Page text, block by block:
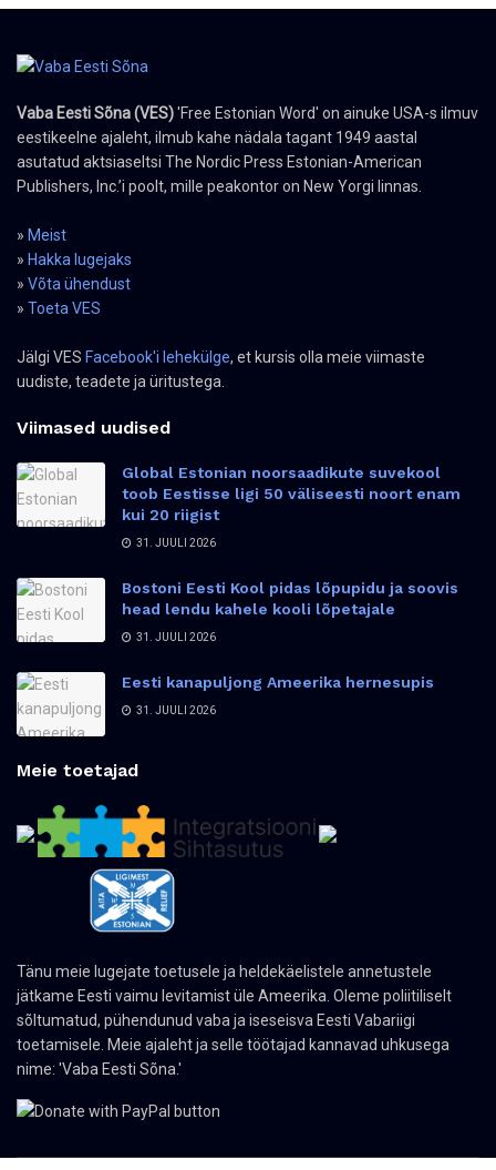
Vaba Eesti Sõna (VES)'Free Estonian Word' on ainuke USA-s ilmuv
eestikeelne ajaleht, ilmub kahe nädala tagant 1949 aastal
asutatud aktsiaseltsi The Nordic Press Estonian-American
Publishers, Inc.’i poolt, mille peakontor on New Yorgi linnas.
» Meist
» Hakka lugejaks
» Võta ühendust
» Toeta VES
Jälgi VES Facebook'i lehekülge, et kursis olla meie viimaste
uudiste, teadete ja üritustega.
Viimased uudised
Global Estonian noorsaadikute suvekool
toob Eestisse ligi 50 väliseesti noort enam
kui 20 riigist
31. JUULI 2026
Bostoni Eesti Kool pidas lõpupidu ja soovis
head lendu kahele kooli lõpetajale
31. JUULI 2026
Eesti kanapuljong Ameerika hernesupis
31. JUULI 2026
Meie toetajad
Tänu meie lugejate toetusele ja heldekäelistele annetustele
jätkame Eesti vaimu levitamist üle Ameerika. Oleme poliitiliselt
sõltumatud, pühendunud vaba ja iseseisva Eesti Vabariigi
toetamisele. Meie ajaleht ja selle töötajad kannavad uhkusega
nime: 'Vaba Eesti Sõna.'